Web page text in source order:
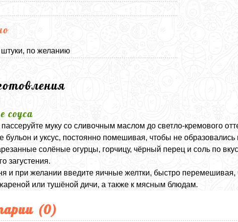
по желанию
соуса
пассеруйте муку со сливочным маслом до светло-кремового
бульон и уксус, постоянно помешивая, чтобы не образовались
солёные огурцы, горчицу, чёрный перец и соль по
загустения.
и при желании введите яичные желтки, быстро перемешивая,
или тушёной дичи, а также к мясным блюдам.
(0)